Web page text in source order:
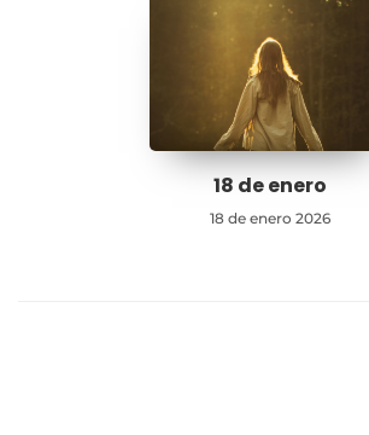
18 de enero
18 de enero 2026